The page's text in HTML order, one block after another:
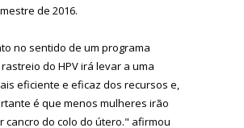
de 2016.
no sentido de um programa
do HPV irá levar a uma
eficiente e eficaz dos recursos e,
é que menos mulheres irão
cancro do colo do útero." afirmou